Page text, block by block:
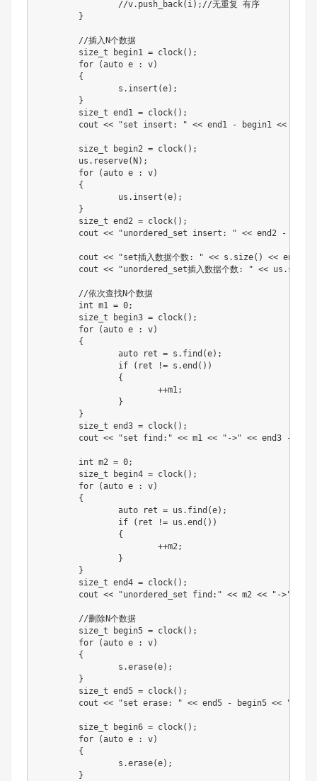
//v.push_back(i);//无重复 有序
}
//插入N个数据
	size_t begin1
= clock( ) ;
for
(auto e : v)
{
		s
. insert (e) ;
}
	size_t end1
= clock( ) ;
	cout
<< "set insert: " << end1 - begin1 <<
	size_t begin2
= clock( ) ;
	us
. reserve(N) ;
for
(auto e : v)
{
		us
. insert (e) ;
}
	size_t end2
= clock( ) ;
	cout
<< "unordered_set insert: " << end2 -
	cout
<< "set插入数据个数: " << s . size( ) << endl
	cout
<< "unordered_set插入数据个数: " << us . size
//依次查找N个数据
int m1 = 0;
	size_t begin3
= clock( ) ;
for
(auto e : v)
{
auto ret = s . find (e) ;
if
( ret != s .end ( ) )
{
++m1 ;
}
}
	size_t end3
= clock( ) ;
	cout
<< "set find:" << m1 << "->" << end3 -
int m2 = 0;
	size_t begin4
= clock( ) ;
for
(auto e : v)
{
auto ret = us . find (e) ;
if
( ret != us .end ( ) )
{
++m2 ;
}
}
	size_t end4
= clock( ) ;
	cout
<< "unordered_set find:" << m2 << "->"
//删除N个数据
	size_t begin5
= clock( ) ;
for
(auto e : v)
{
		s
.erase(e) ;
}
	size_t end5
= clock( ) ;
	cout
<< "set erase: " << end5 - begin5 << "ms"
	size_t begin6
= clock( ) ;
for
(auto e : v)
{
		s
.erase(e) ;
}